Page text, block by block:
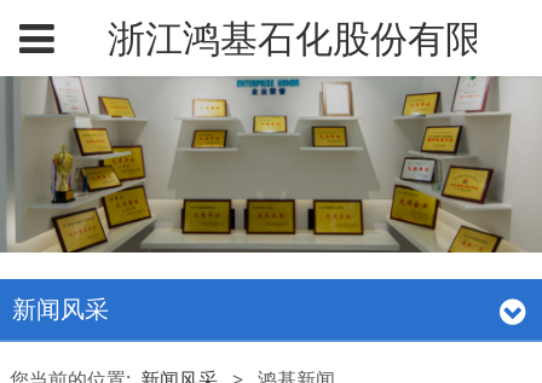
浙江鸿基石化股份有限公
新闻风采